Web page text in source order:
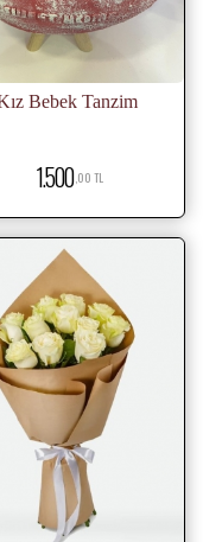
Bebek Tanzim
1.500 ,00 TL